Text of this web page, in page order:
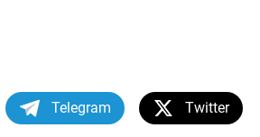
Telegram Twitter